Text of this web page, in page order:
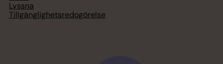
Lyssna
Tillgänglighetsredogörelse